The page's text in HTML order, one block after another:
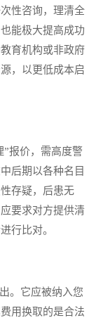
性咨询，理清全
能极大提高成功
育机构或非政府
，以更低成本启
报价，需高度警
后期以各种名目
存疑，后患无
要求对方提供清
行比对。
。它应被纳入您
用换取的是合法